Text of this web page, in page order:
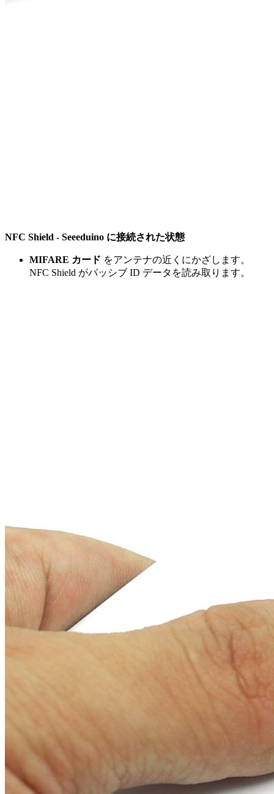
NFC Shield - Seeeduino に接続された状態
MIFARE カード をアンテナの近くにかざします。
NFC Shield がパッシブ ID データを読み取ります。